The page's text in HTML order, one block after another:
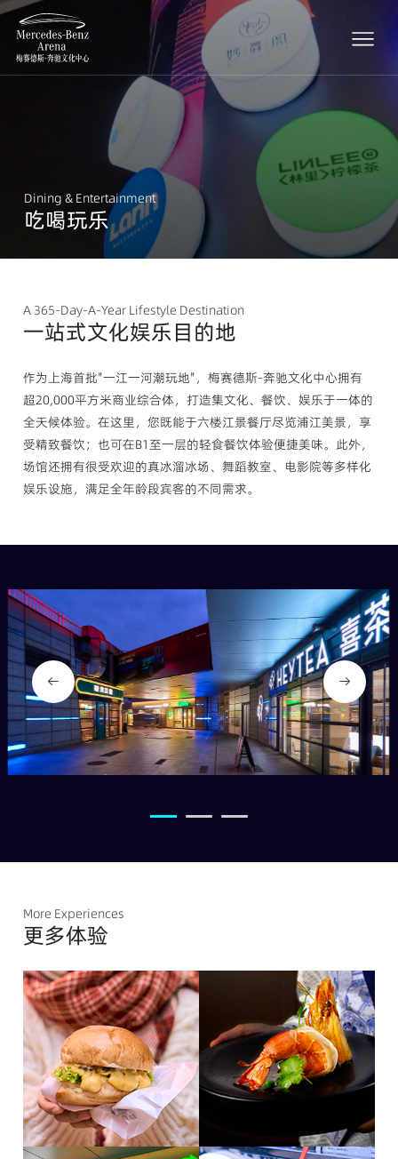
Dining & Entertainment
吃喝玩乐
A 365-Day-A-Year Lifestyle Destination
一站式文化娱乐目的地
作为上海首批"一江一河潮玩地"，梅赛德斯-奔驰文化中心拥有
超20,000平方米商业综合体，打造集文化、餐饮、娱乐于一体的
全天候体验。在这里，您既能于六楼江景餐厅尽览浦江美景，享
受精致餐饮；也可在B1至一层的轻食餐饮体验便捷美味。此外，
场馆还拥有很受欢迎的真冰溜冰场、舞蹈教室、电影院等多样化
娱乐设施，满足全年龄段宾客的不同需求。
More Experiences
更多体验